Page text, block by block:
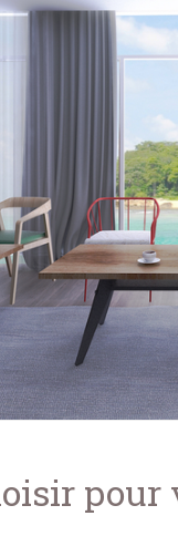
pour